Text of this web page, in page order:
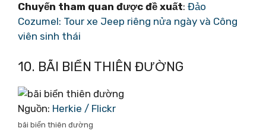
Chuyến tham quan được đề xuất: Đảo
Cozumel: Tour xe Jeep riêng nửa ngày và Công
viên sinh thái
10. BÃI BIỂN THIÊN ĐƯỜNG
Nguồn: Herkie / Flickr
bãi biển thiên đường